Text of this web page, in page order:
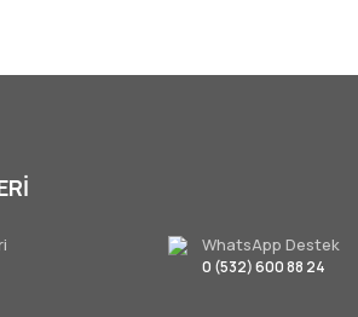
WhatsApp Destek
0 (532) 600 88 24